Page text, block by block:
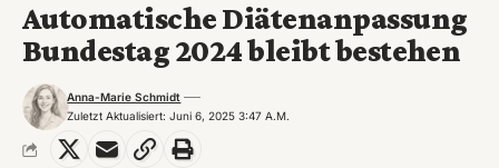
Automatische Diätenanpassung
Bundestag 2024 bleibt bestehen
Zuletzt Aktualisiert: Juni 6, 2025 3:47 A.m.
Anna-Marie Schmidt